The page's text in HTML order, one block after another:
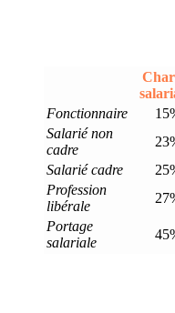
Fonctionnaire
Salarié non
cadre
Salarié cadre
Profession
libérale
Portage
salariale